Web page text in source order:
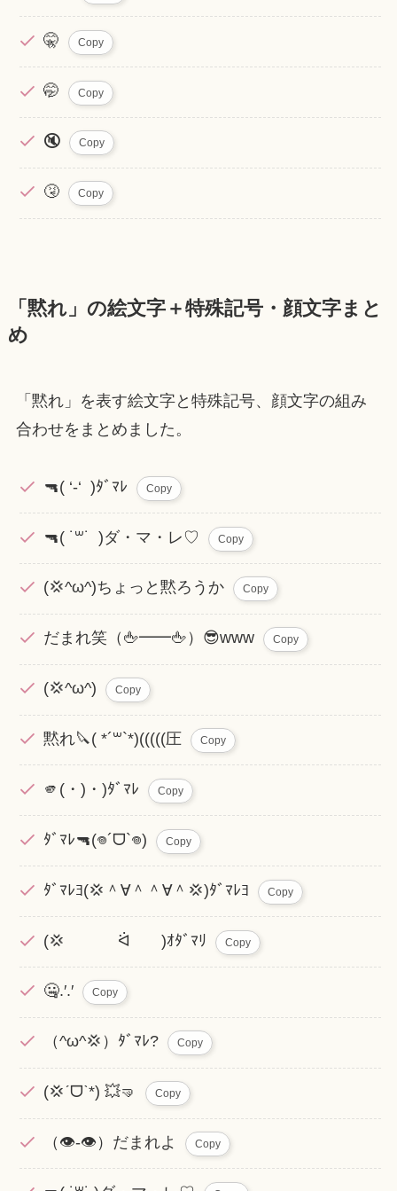
🤫 Copy
🤭 Copy
🔇 Copy
🤧 Copy
「黙れ」の絵文字＋特殊記号・顔文字まと
め
「黙れ」を表す絵文字と特殊記号、顔文字の組み
合わせをまとめました。
🔫( ‘-‘ )ﾀﾞﾏﾚ Copy
🔫( ˙꒳​˙ )ダ・マ・レ♡ Copy
(💢^ω^)ちょっと黙ろうか Copy
だまれ笑（🖕━━🖕）😎www Copy
(💢^ω^) Copy
黙れ🔪( *´꒳`*)(((((圧 Copy
🫵(・)・)ﾀﾞﾏﾚ Copy
ﾀﾞﾏﾚ🔫(𖦹‎´ᗜ`𖦹‎‎) Copy
ﾀﾞﾏﾚﾖ(‪💢‪＾︎∀＾＾‪∀＾💢‪)ﾀﾞﾏﾚﾖ Copy
(💢 ᐛ )ｵﾀﾞﾏﾘ Copy
🤐.′.′ Copy
（^ω^💢）ﾀﾞﾏﾚ? Copy
(‪💢ˊᗜˋ*) ‪💥🤜 Copy
（👁-👁）だまれよ Copy